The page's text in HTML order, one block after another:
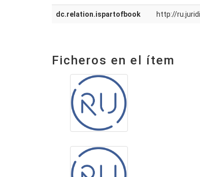
dc.relation.ispartofbook http://
Ficheros en el ítem